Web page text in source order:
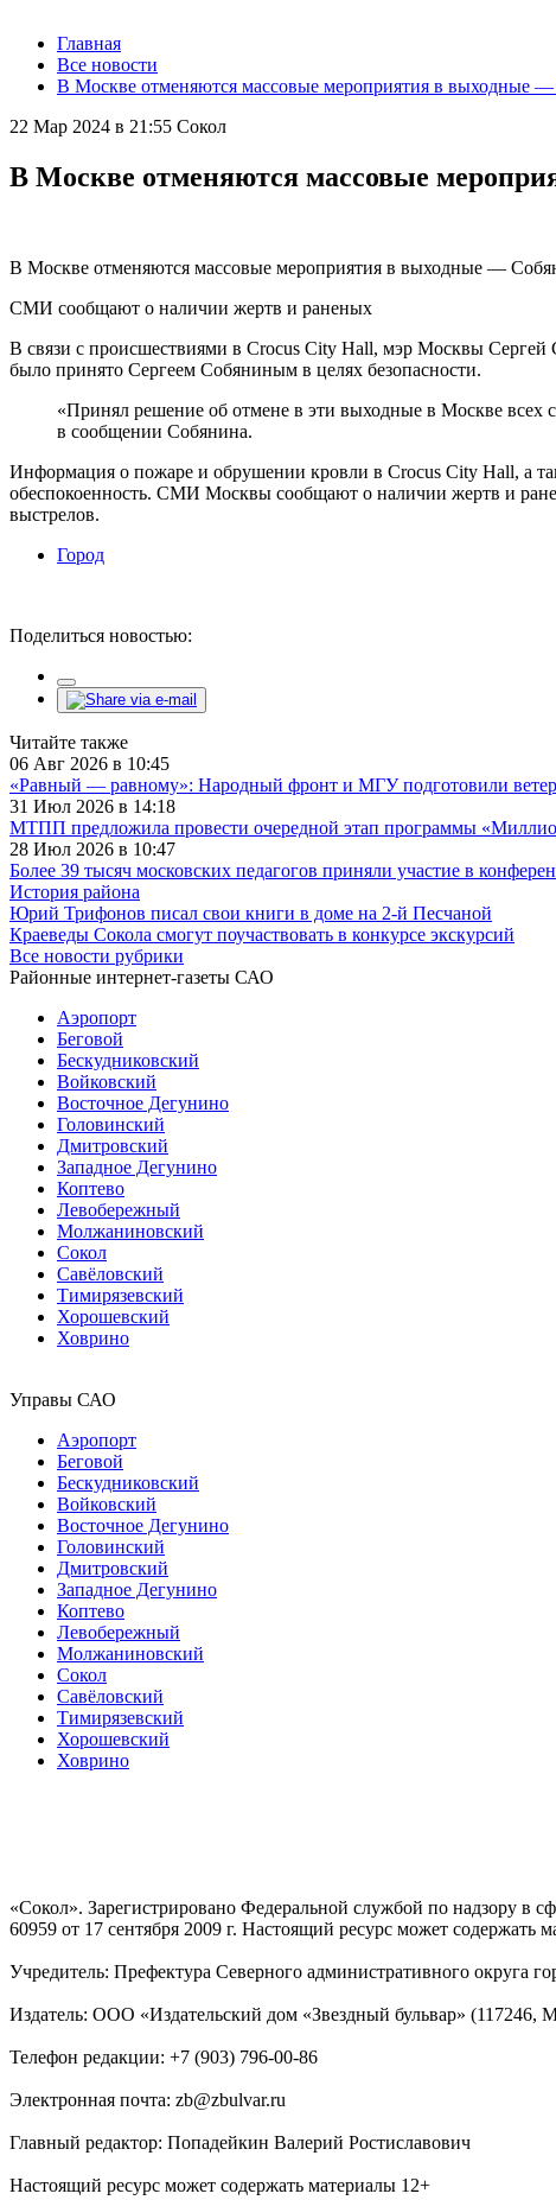
Главная
Все новости
В Москве отменяются массовые мероприятия в выходные
22 Мар 2024 в 21:55 Сокол
В Москве отменяются массовые
В Москве отменяются массовые мероприятия в выходные —
СМИ сообщают о наличии жертв и раненых
В связи с происшествиями в Crocus City Hall, мэр Москвы Сергей
было принято Сергеем Собяниным в целях безопасности.
«Принял решение об отмене в эти выходные в Москве
в сообщении Собянина.
Информация о пожаре и обрушении кровли в Crocus City Hall, а
обеспокоенность. СМИ Москвы сообщают о наличии жертв и
выстрелов.
Город
Поделиться новостью:
Читайте также
06 Авг 2026 в 10:45
«Равный — равному»: Народный фронт и МГУ подготовили
31 Июл 2026 в 14:18
МТПП предложила провести очередной этап программы
28 Июл 2026 в 10:47
Более 39 тысяч московских педагогов приняли участие в
История района
Юрий Трифонов писал свои книги в доме на 2-й Песчаной
Краеведы Сокола смогут поучаствовать в конкурсе экскурсий
Все новости рубрики
Районные интернет-газеты САО
Аэропорт
Беговой
Бескудниковский
Войковский
Восточное Дегунино
Головинский
Дмитровский
Западное Дегунино
Коптево
Левобережный
Молжаниновский
Сокол
Савёловский
Тимирязевский
Хорошевский
Ховрино
Управы САО
Аэропорт
Беговой
Бескудниковский
Войковский
Восточное Дегунино
Головинский
Дмитровский
Западное Дегунино
Коптево
Левобережный
Молжаниновский
Сокол
Савёловский
Тимирязевский
Хорошевский
Ховрино
«Сокол». Зарегистрировано Федеральной службой по надзору
60959 от 17 сентября 2009 г. Настоящий ресурс может содержать
Учредитель: Префектура Северного административного округа
Издатель: ООО «Издательский дом «Звездный бульвар» (117246,
Телефон редакции: +7 (903) 796-00-86
Электронная почта: zb@zbulvar.ru
Главный редактор: Попадейкин Валерий Ростиславович
Настоящий ресурс может содержать материалы 12+